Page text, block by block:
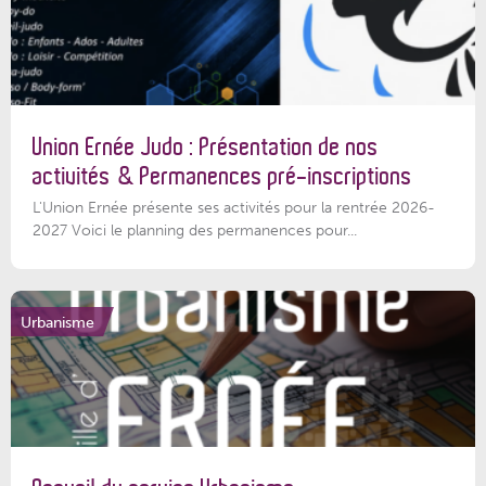
Union Ernée Judo : Présentation de nos
activités & Permanences pré-inscriptions
L'Union Ernée présente ses activités pour la rentrée 2026-
2027 Voici le planning des permanences pour...
Urbanisme